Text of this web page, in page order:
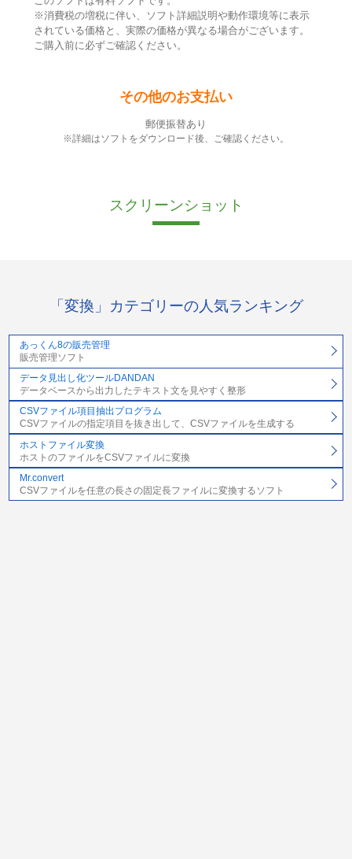
※消費税の増税に伴い、ソフト詳細説明や動作環境等に表示
されている価格と、実際の価格が異なる場合がございます。
ご購入前に必ずご確認ください。
その他のお支払い
郵便振替あり
※詳細はソフトをダウンロード後、ご確認ください。
スクリーンショット
「変換」カテゴリーの人気ランキング
あっくん8の販売管理
販売管理ソフト
データ見出し化ツールDANDAN
データベースから出力したテキスト文を見やすく整形
CSVファイル項目抽出プログラム
CSVファイルの指定項目を抜き出して、CSVファイルを生成する
ホストファイル変換
ホストのファイルをCSVファイルに変換
Mr.convert
CSVファイルを任意の長さの固定長ファイルに変換するソフト